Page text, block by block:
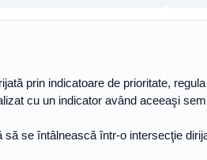
prin indicatoare de prioritate,
cu un indicator având aceeaşi
se întâlnească într-o intersecţie